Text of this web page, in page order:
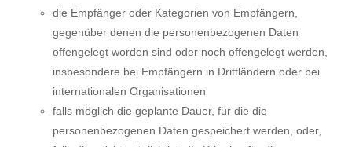
die Empfänger oder Kategorien von Empfängern,
gegenüber denen die personenbezogenen Daten
offengelegt worden sind oder noch offengelegt werden,
insbesondere bei Empfängern in Drittländern oder bei
internationalen Organisationen
falls möglich die geplante Dauer, für die die
personenbezogenen Daten gespeichert werden, oder,